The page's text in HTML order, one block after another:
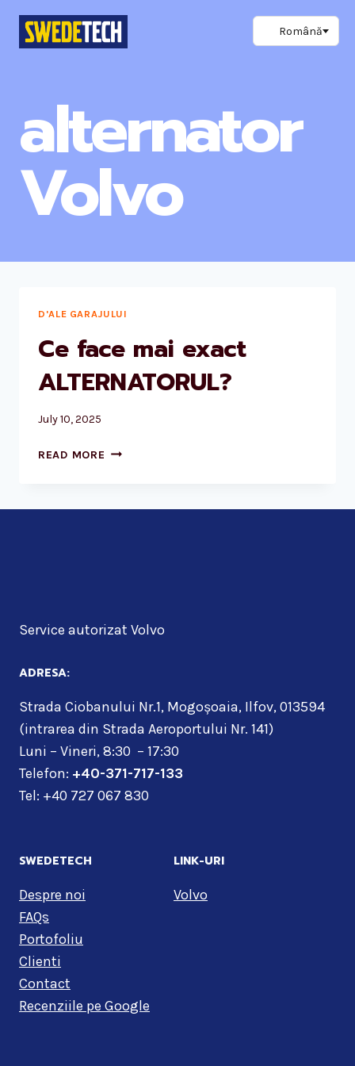
alternator
Volvo
D'ALE GARAJULUI
Ce face mai exact
ALTERNATORUL?
July 10, 2025
READ MORE CE
Service autorizat Volvo
ADRESA:
Strada Ciobanului Nr.1, Mogoșoaia, Ilfov, 013594
(intrarea din Strada Aeroportului Nr. 141)
Luni – Vineri, 8:30 – 17:30
Telefon: +40-371-717-133
Tel: +40 727 067 830
SWEDETECH
Despre noi
FAQs
Portofoliu
Clienti
Contact
Recenziile pe Google
LINK-URI
Volvo